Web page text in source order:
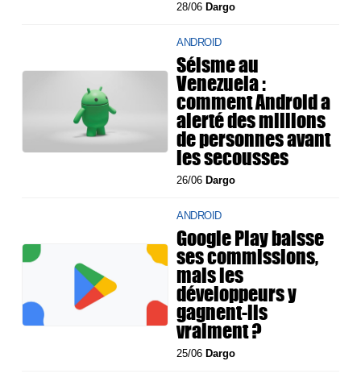
28/06 Dargo
ANDROID
Séisme au
Venezuela :
comment Android a
alerté des millions
de personnes avant
les secousses
26/06 Dargo
ANDROID
Google Play baisse
ses commissions,
mais les
développeurs y
gagnent-ils
vraiment ?
25/06 Dargo